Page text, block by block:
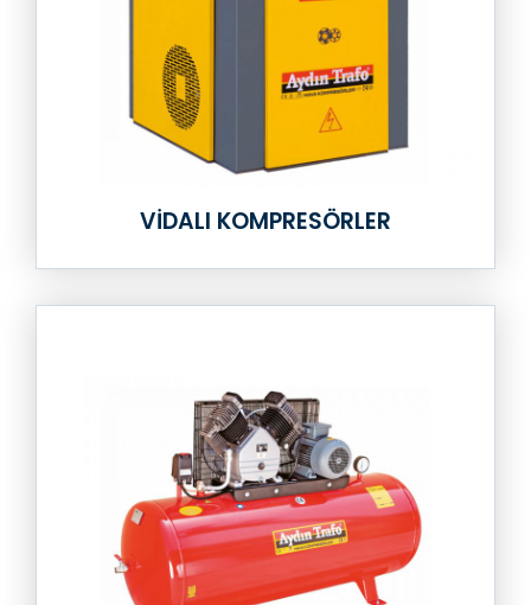
VİDALI KOMPRESÖRLER